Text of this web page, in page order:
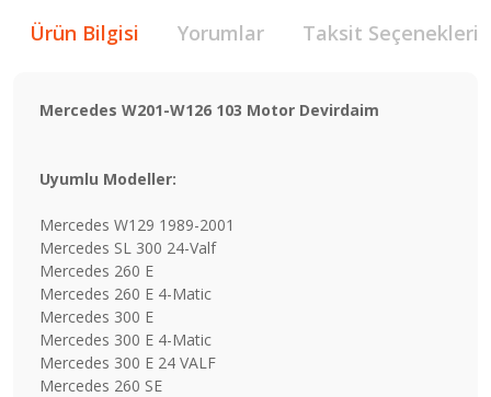
Ürün Bilgisi Yorumlar Taksit Seçenekleri
Mercedes W201-W126 103 Motor Devirdaim
Uyumlu Modeller:
Mercedes W129 1989-2001
Mercedes SL 300 24-Valf
Mercedes 260 E
Mercedes 260 E 4-Matic
Mercedes 300 E
Mercedes 300 E 4-Matic
Mercedes 300 E 24 VALF
Mercedes 260 SE